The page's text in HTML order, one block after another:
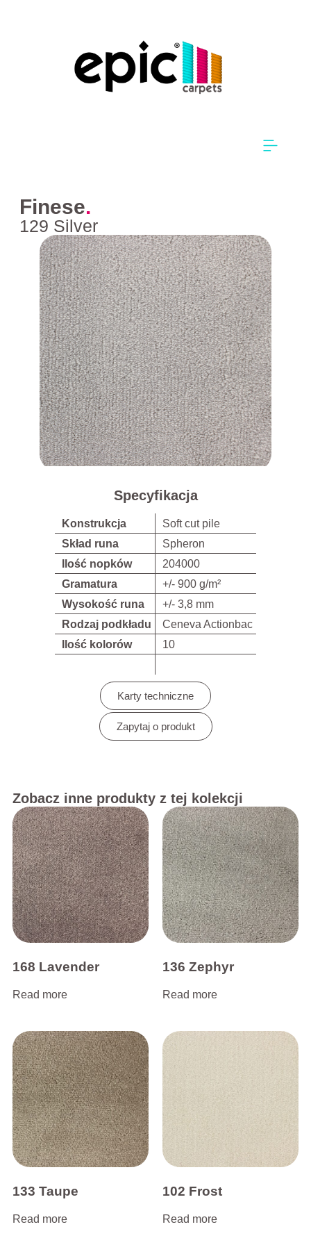
Finese.
129 Silver
Specyfikacja
Konstrukcja
Soft cut pile
Skład runa
Spheron
Ilość nopków
204000
Gramatura
+/- 900 g/m²
Wysokość runa
+/- 3,8 mm
Rodzaj podkładu
Ceneva Actionbac
Ilość kolorów
10
Karty techniczne
Zapytaj o produkt
Zobacz inne produkty z tej kolekcji
168 Lavender
Read more
136 Zephyr
Read more
133 Taupe
Read more
102 Frost
Read more